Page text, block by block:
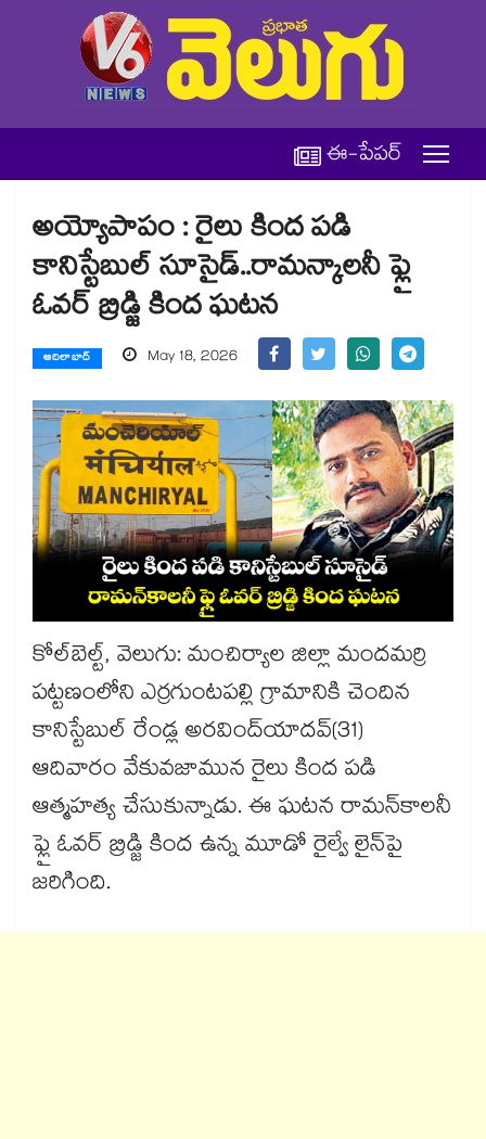
ఈ-పేపర్
అయ్యోపాపం : రైలు కింద పడి
కానిస్టేబుల్ సూసైడ్..రామన్కాలనీ ఫ్లై
ఓవర్ బ్రిడ్జి కింద ఘటన
ఆదిలాబాద్ May 18, 2026
కోల్​బెల్ట్, వెలుగు: మంచిర్యాల జిల్లా మందమర్రి
పట్టణంలోని ఎర్రగుంటపల్లి గ్రామానికి చెందిన
కానిస్టేబుల్​ రేండ్ల అరవింద్​యాదవ్(31)
ఆదివారం వేకువజామున రైలు కింద పడి
ఆత్మహత్య చేసుకున్నాడు. ఈ ఘటన రామన్​కాలనీ
ఫ్లై ఓవర్​ బ్రిడ్జి కింద ఉన్న మూడో రైల్వే లైన్​పై
జరిగింది.